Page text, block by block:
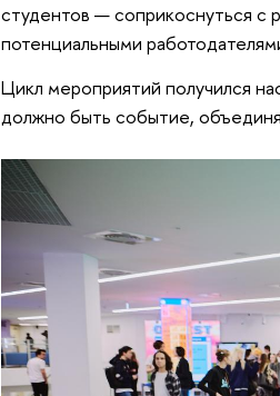
студентов — соприкоснуться с
потенциальными
Цикл мероприятий получился
должно быть событие,